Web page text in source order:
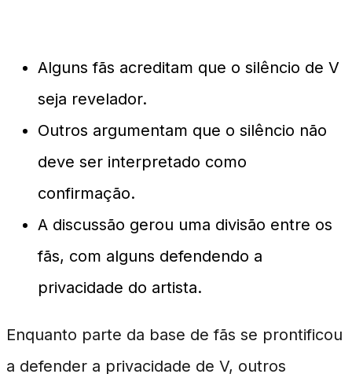
Alguns fãs acreditam que o silêncio de V
seja revelador.
Outros argumentam que o silêncio não
deve ser interpretado como
confirmação.
A discussão gerou uma divisão entre os
fãs, com alguns defendendo a
privacidade do artista.
Enquanto parte da base de fãs se prontificou
a defender a privacidade de V, outros